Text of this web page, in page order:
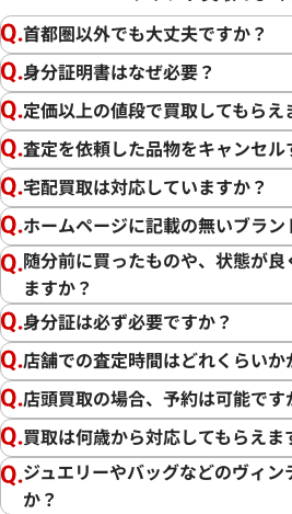
首都圏以外でも大丈夫ですか？
身分証明書はなぜ必要？
定価以上の値段で買取してもらえ
査定を依頼した品物をキャンセル
宅配買取は対応していますか？
ホームページに記載の無いブラ
随分前に買ったものや、状態が
ますか？
身分証は必ず必要ですか？
店舗での査定時間はどれくらいか
店頭買取の場合、予約は可能です
買取は何歳から対応してもらえま
ジュエリーやバッグなどのヴィ
か？